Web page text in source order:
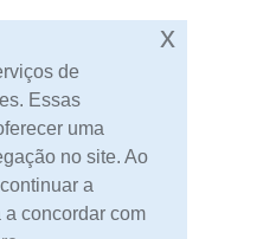
incluídos]
de
Essas
uma
no site. Ao
a
concordar com
x